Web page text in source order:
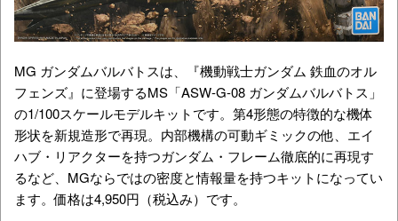
MG ガンダムバルバトスは、『機動戦士ガンダム 鉄血のオル
フェンズ』に登場するMS「ASW-G-08 ガンダムバルバトス」
の1/100スケールモデルキットです。第4形態の特徴的な機体
形状を新規造形で再現。内部機構の可動ギミックの他、エイ
ハブ・リアクターを持つガンダム・フレーム徹底的に再現す
るなど、MGならではの密度と情報量を持つキットになってい
ます。価格は4,950円（税込み）です。